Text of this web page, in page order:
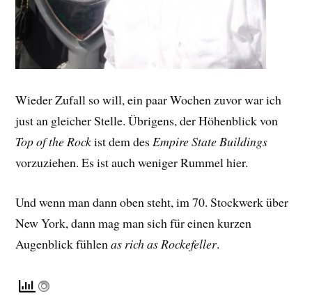
Wieder Zufall so will, ein paar Wochen zuvor war ich
just an gleicher Stelle. Übrigens, der Höhenblick von
Top of the Rockist dem desEmpire State Buildings
vorzuziehen. Es ist auch weniger Rummel hier.
Und wenn man dann oben steht, im 70. Stockwerk über
New York, dann mag man sich für einen kurzen
Augenblick fühlenas rich as Rockefeller.